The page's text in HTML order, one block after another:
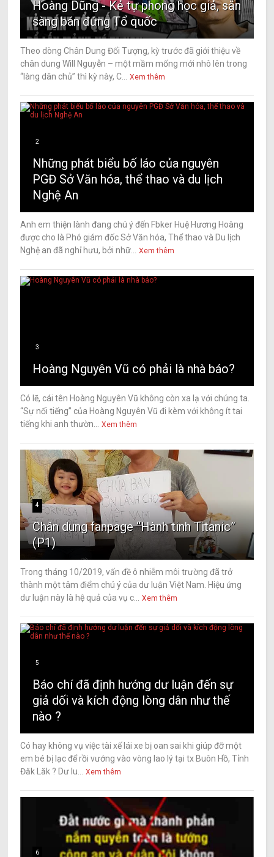
Hoàng Dũng - Kẻ tự phong học giả, sẵn
sàng bán đứng Tổ quốc
Theo dòng Chân Dung Đối Tượng, kỳ trước đã giới thiệu về
chân dung Will Nguyễn – một mầm mống mới nhô lên trong
“làng dân chủ” thì kỳ này, C...
Xem thêm
2
Những phát biểu bố láo của nguyên
PGĐ Sở Văn hóa, thể thao và du lịch
Nghệ An
Anh em thiện lành đang chú ý đến Fbker Huệ Hương Hoàng
được cho là Phó giám đốc Sở Văn hóa, Thể thao và Du lịch
Nghệ an đã nghỉ hưu, bởi nhữ...
Xem thêm
3
Hoàng Nguyên Vũ có phải là nhà báo?
Có lẽ, cái tên Hoàng Nguyên Vũ không còn xa lạ với chúng ta.
“Sự nổi tiếng” của Hoàng Nguyên Vũ đi kèm với không ít tai
tiếng khi anh thườn...
Xem thêm
4
Chân dung fanpage “Hành tinh Titanic”
(P1)
Trong tháng 10/2019, vấn đề ô nhiễm môi trường đã trở
thành một tâm điểm chú ý của dư luận Việt Nam. Hiệu ứng
dư luận này là hệ quả của vụ c...
Xem thêm
5
Báo chí đã định hướng dư luận đến sự
giả dối và kích động lòng dân như thế
nào ?
Có hay không vụ việc tài xế lái xe bị oan sai khi giúp đỡ một
em bé bị lạc để rồi vướng vào vòng lao lý tại tx Buôn Hồ, Tỉnh
Đăk Lăk ? Dư lu...
Xem thêm
6